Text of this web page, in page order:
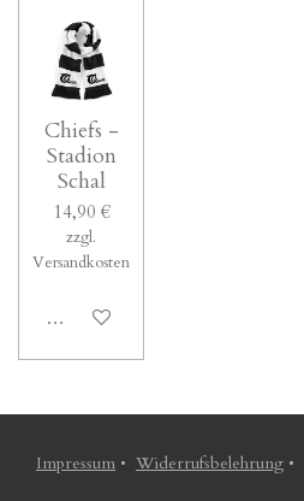
Chiefs -
Stadion
Schal
14,90 €
zzgl.
Versandkosten
In den Warenkorb
Impressum • Widerrufsbelehrung •